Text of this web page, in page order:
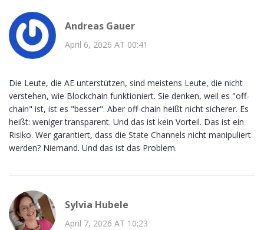
Andreas Gauer
April 6, 2026 AT 00:41
Die Leute, die AE unterstützen, sind meistens Leute, die nicht
verstehen, wie Blockchain funktioniert. Sie denken, weil es "off-
chain" ist, ist es "besser". Aber off-chain heißt nicht sicherer. Es
heißt: weniger transparent. Und das ist kein Vorteil. Das ist ein
Risiko. Wer garantiert, dass die State Channels nicht manipuliert
werden? Niemand. Und das ist das Problem.
Sylvia Hubele
April 7, 2026 AT 10:23